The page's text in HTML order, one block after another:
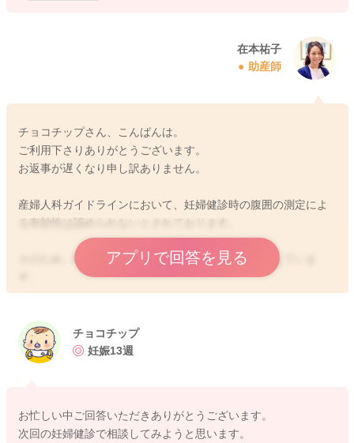
在本祐子
助産師
チョコチップさん、こんばんは。
ご利用下さりありがとうございます。
お返事が遅くなり申し訳ありません。
産婦人科ガイドラインにおいて、妊婦健診時の腹囲の測定によ
る有効性は認められないとされております。
そのため、昨今では、測定を省略している産院も増えていま
毎回の妊婦健診で超音波検査を行い、赤ちゃんの発育など行っ
ですので、現段階で気にし過ぎる必要はありませが、産院で念
のために、確認くださいね！
アプリで回答を見る
チョコチップ
妊娠13週
お忙しい中ご回答いただきありがとうございます。
次回の妊婦健診で相談してみようと思います。